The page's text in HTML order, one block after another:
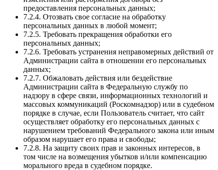
предоставления персональных данных;
7.2.4. Отозвать свое согласие на обработку
персональных данных в любой момент;
7.2.5. Требовать прекращения обработки его
персональных данных;
7.2.6. Требовать устранения неправомерных действий от
Администрации сайта в отношении его персональных
данных;
7.2.7. Обжаловать действия или бездействие
Администрации сайта в Федеральную службу по
надзору в сфере связи, информационных технологий и
массовых коммуникаций (Роскомнадзор) или в судебном
порядке в случае, если Пользователь считает, что сайт
осуществляет обработку его персональных данных с
нарушением требований Федерального закона или иным
образом нарушает его права и свободы;
7.2.8. На защиту своих прав и законных интересов, в
том числе на возмещения убытков и/или компенсацию
морального вреда в судебном порядке.